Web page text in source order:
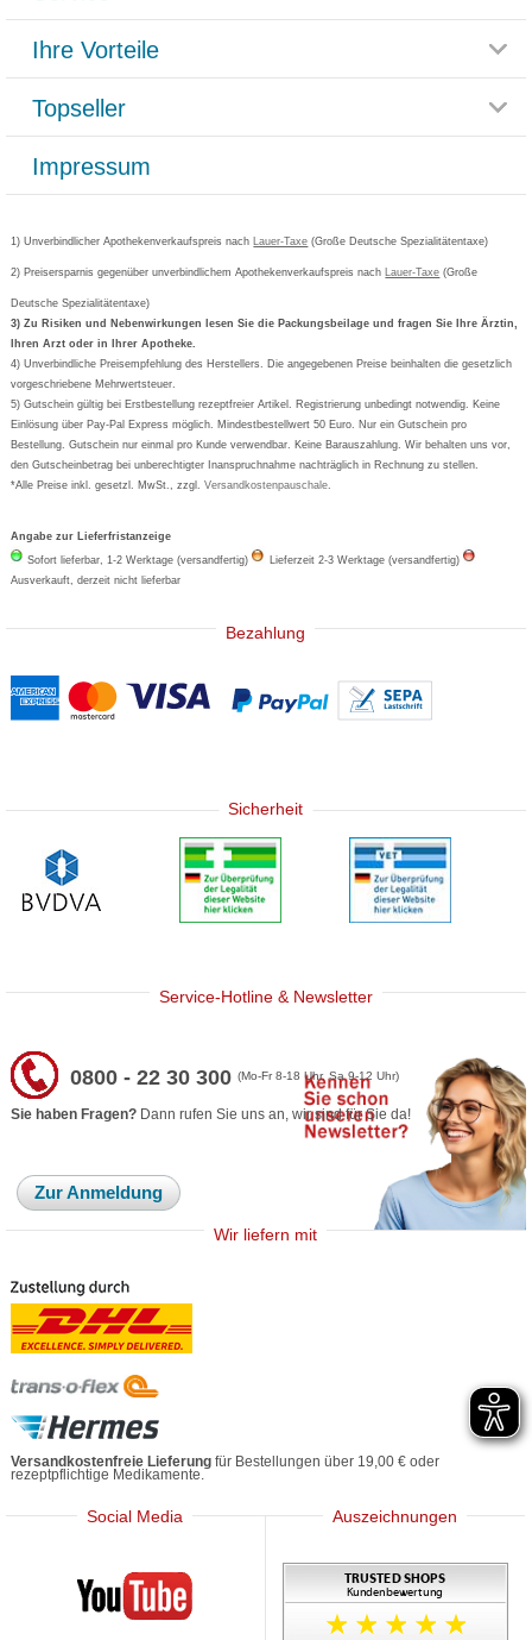
Häufig gestellte Fragen
Datenschutz
AGB
Cookie-Einstellungen
Vertrag widerrufen
Rücksendemöglichkeit
Paketlieferstatus
Versandkosten
Bestellschein ausfüllen
Newsletteranmeldung
Ihre Vorteile
Rezeptlieferung
Bonusprogramm
Gutschein und Rabatte
Kundenbewertung
Topseller
Grippostad
Bepanthen
Formoline
Wick
Eucerin
Basica
Impressum
1) Unverbindlicher Apothekenverkaufspreis nach Lauer-Taxe (Große Deutsche Spezialitätentaxe)
2) Preisersparnis gegenüber unverbindlichem Apothekenverkaufspreis nach Lauer-Taxe (Große
Deutsche Spezialitätentaxe)
3) Zu Risiken und Nebenwirkungen lesen Sie die Packungsbeilage und fragen Sie Ihre Ärztin,
Ihren Arzt oder in Ihrer Apotheke.
4) Unverbindliche Preisempfehlung des Herstellers. Die angegebenen Preise beinhalten die gesetzlich
vorgeschriebene Mehrwertsteuer.
5) Gutschein gültig bei Erstbestellung rezeptfreier Artikel. Registrierung unbedingt notwendig. Keine
Einlösung über Pay-Pal Express möglich. Mindestbestellwert 50 Euro. Nur ein Gutschein pro
Bestellung. Gutschein nur einmal pro Kunde verwendbar. Keine Barauszahlung. Wir behalten uns vor,
den Gutscheinbetrag bei unberechtigter Inanspruchnahme nachträglich in Rechnung zu stellen.
*Alle Preise inkl. gesetzl. MwSt., zzgl.Versandkostenpauschale.
Angabe zur Lieferfristanzeige
Sofort lieferbar, 1-2 Werktage (versandfertig)
Lieferzeit 2-3 Werktage (versandfertig)
Ausverkauft, derzeit nicht lieferbar
Bezahlung
Sicherheit
Service-Hotline & Newsletter
0800 - 22 30 300(Mo-Fr 8-18 Uhr, Sa 9-12 Uhr)
Sie haben Fragen? Dann rufen Sie uns an, wir sind für Sie da!
Zur Anmeldung
Wir liefern mit
Versandkostenfreie Lieferung für Bestellungen über 19,00 € oder
rezeptpflichtige Medikamente.
Social Media
Mediherz
Auszeichnungen